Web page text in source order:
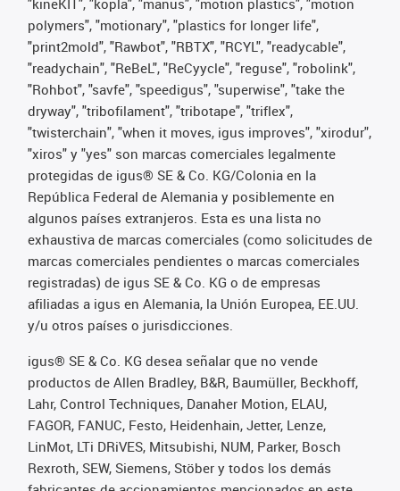
polymers", "motionary", "plastics for longer life",
"print2mold", "Rawbot", "RBTX", "RCYL", "readycable",
"readychain", "ReBeL", "ReCyycle", "reguse", "robolink",
"Rohbot", "savfe", "speedigus", "superwise", "take the
dryway", "tribofilament", "tribotape", "triflex",
"twisterchain", "when it moves, igus improves", "xirodur",
"xiros" y "yes" son marcas comerciales legalmente
protegidas de igus® SE & Co. KG/Colonia en la
República Federal de Alemania y posiblemente en
algunos países extranjeros. Esta es una lista no
exhaustiva de marcas comerciales (como solicitudes de
marcas comerciales pendientes o marcas comerciales
registradas) de igus SE & Co. KG o de empresas
afiliadas a igus en Alemania, la Unión Europea, EE.UU.
y/u otros países o jurisdicciones.
igus® SE & Co. KG desea señalar que no vende
productos de Allen Bradley, B&R, Baumüller, Beckhoff,
Lahr, Control Techniques, Danaher Motion, ELAU,
FAGOR, FANUC, Festo, Heidenhain, Jetter, Lenze,
LinMot, LTi DRiVES, Mitsubishi, NUM, Parker, Bosch
Rexroth, SEW, Siemens, Stöber y todos los demás